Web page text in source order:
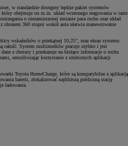
w standardzie dostępny będzie pakiet systemów
obejmuje on m.in. układ wczesnego reagowania w razie
o niezamierzonej zmianie pasa ruchu oraz układ
360 stopni wokół auta ułatwia manewrowanie
wskaźników o przekątnej 10,25", oraz ekran systemu
całość. System multimediów pracuje szybko i jest
z chmury i przekazuje na bieżąco informacje o ruchu
umożliwiając korzystanie z ulubionych aplikacji
Toyota HomeCharge, które są kompatybilne z aplikacją
baterii, zlokalizować najbliższą publiczną stację
ładowania.